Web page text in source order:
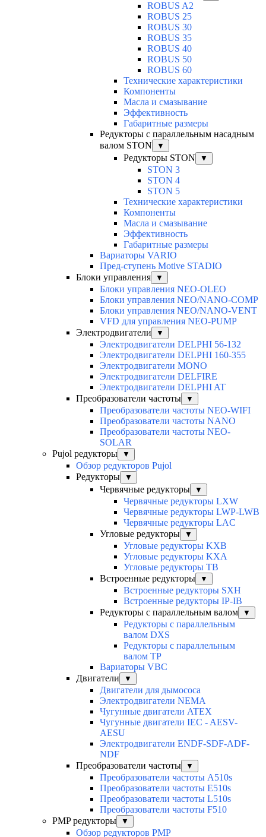
ROBUS A2
ROBUS 25
ROBUS 30
ROBUS 35
ROBUS 40
ROBUS 50
ROBUS 60
Технические характеристики
Компоненты
Масла и смазывание
Эффективность
Габаритные размеры
Редукторы с параллельным насадным
валом STON
▼
Редукторы STON ▼
STON 3
STON 4
STON 5
Технические характеристики
Компоненты
Масла и смазывание
Эффективность
Габаритные размеры
Вариаторы VARIO
Пред-ступень Motive STADIO
Блоки управления
▼
Блоки управления NEO-OLEO
Блоки управления NEO/NANO-COMP
Блоки управления NEO/NANO-VENT
VFD для управления NEO-PUMP
Электродвигатели
▼
Электродвигатели DELPHI 56-132
Электродвигатели DELPHI 160-355
Электродвигатели MONO
Электродвигатели DELFIRE
Электродвигатели DELPHI AT
Преобразователи частоты
▼
Преобразователи частоты NEO-WIFI
Преобразователи частоты NANO
Преобразователи частоты NEO-
SOLAR
Pujol редукторы
▼
Обзор редукторов Pujol
Редукторы
▼
Червячные редукторы ▼
Червячные редукторы LXW
Червячные редукторы LWP-LWB
Червячные редукторы LAC
Угловые редукторы
▼
Угловые редукторы KXB
Угловые редукторы KXA
Угловые редукторы TB
Встроенные редукторы
▼
Встроенные редукторы SXH
Встроенные редукторы IP-IB
Редукторы с параллельным валом
▼
Редукторы с параллельным
валом DXS
Редукторы с параллельным
валом TP
Вариаторы VBC
Двигатели
▼
Двигатели для дымососа
Электродвигатели NEMA
Чугунные двигатели ATEX
Чугунные двигатели IEC - AESV-
AESU
Электродвигатели ENDF-SDF-ADF-
NDF
Преобразователи частоты
▼
Преобразователи частоты A510s
Преобразователи частоты E510s
Преобразователи частоты L510s
Преобразователи частоты F510
PMP редукторы
▼
Обзор редукторов PMP